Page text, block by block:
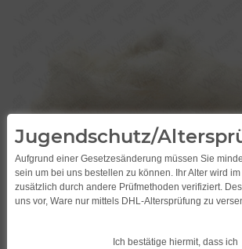
Jugendschutz/
Aufgrund einer Gesetzesänderung müssen Sie
sein um bei uns bestellen zu können. Ihr Alter wird
zusätzlich durch andere Prüfmethoden verifiziert.
uns vor, Ware nur mittels DHL-Altersprüfung zu
Ich bestätige hiermit, dass ich